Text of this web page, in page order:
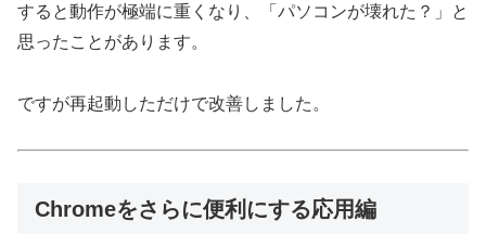
すると動作が極端に重くなり、「パソコンが壊れた？」と
思ったことがあります。
ですが再起動しただけで改善しました。
Chromeをさらに便利にする応用編